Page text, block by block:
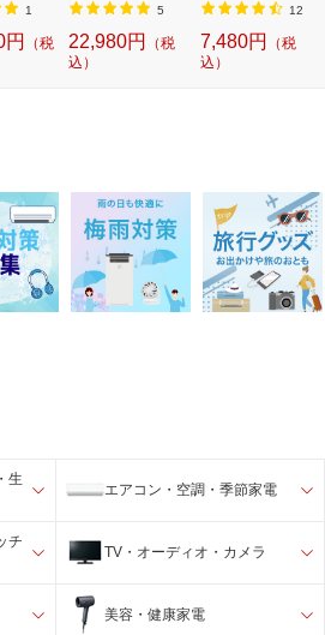
1
円
（税
Y ...
5
22,980円
（税
込）
12
7,480円
（税
込）
生
エアコン・空調・季節家電
チ
TV・オーディオ・カメラ
美容・健康家電